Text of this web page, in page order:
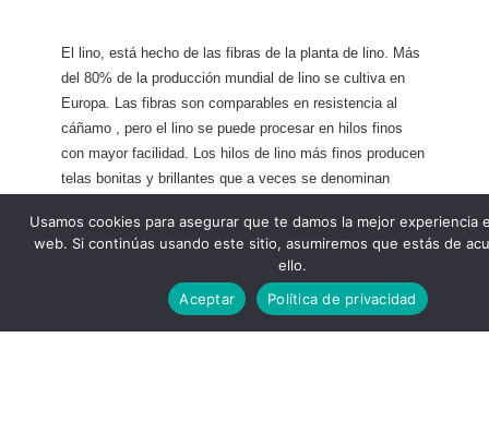
El lino, está hecho de las fibras de la planta de lino. Más
del 80% de la producción mundial de lino se cultiva en
Europa. Las fibras son comparables en resistencia al
cáñamo , pero el lino se puede procesar en hilos finos
con mayor facilidad. Los hilos de lino más finos producen
telas bonitas y brillantes que a veces se denominan
Usamos cookies para asegurar que te damos la mejor experiencia
web. Si continúas usando este sitio, asumiremos que estás de
ello.
Aceptar
Política de privacidad